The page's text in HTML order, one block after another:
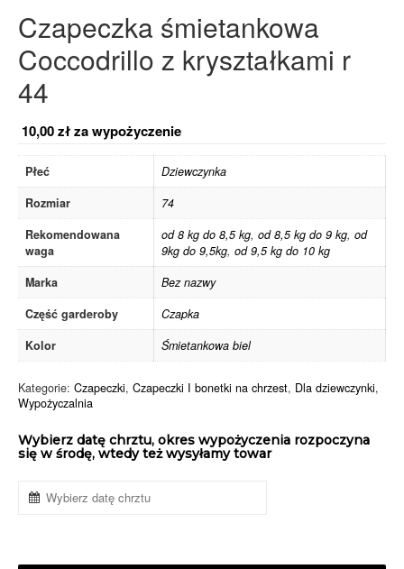
Czapeczka śmietankowa
Coccodrillo z kryształkami r
44
10,00złza wypożyczenie
Wybierz datę chrztu, okres wypożyczenia rozpoczyna
się w środę, wtedy też wysyłamy towar
Płeć
Dziewczynka
Rozmiar
74
Rekomendowana
waga
od 8 kg do 8,5 kg, od 8,5 kg do 9 kg, od
9kg do 9,5kg, od 9,5 kg do 10 kg
Marka
Bez nazwy
Część garderoby
Czapka
Kolor
Śmietankowa biel
Kategorie: Czapeczki, Czapeczki I bonetki na chrzest, Dla dziewczynki,
Wypożyczalnia